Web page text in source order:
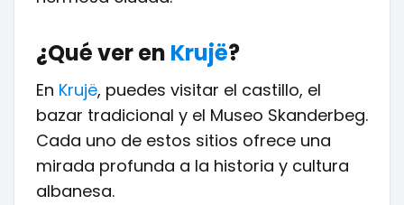
¿Qué ver en Krujë?
En Krujë, puedes visitar el castillo, el
bazar tradicional y el Museo Skanderbeg.
Cada uno de estos sitios ofrece una
mirada profunda a la historia y cultura
albanesa.